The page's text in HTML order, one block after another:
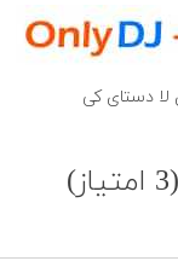
لا دستای کی